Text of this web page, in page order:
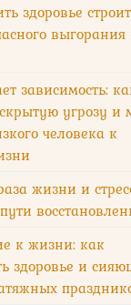
здоровье
зависимость:
угрозу и
человека к
жизни и
к жизни: как
здоровье и